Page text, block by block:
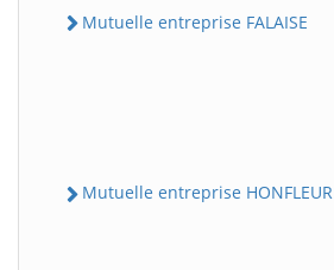
Mutuelle entreprise FALAISE
Mutuelle entreprise HONFLEUR